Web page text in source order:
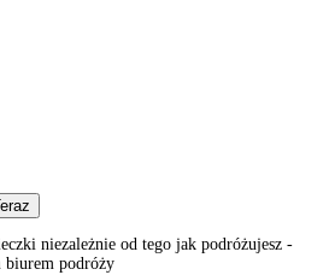
niezależnie od tego jak podróżujesz -
biurem podróży